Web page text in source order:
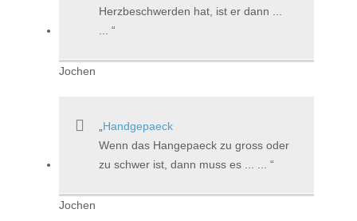
Herzbeschwerden hat, ist er dann ...
...
Jochen
Handgepaeck
Wenn das Hangepaeck zu gross oder
zu schwer ist, dann muss es ... ...
Jochen